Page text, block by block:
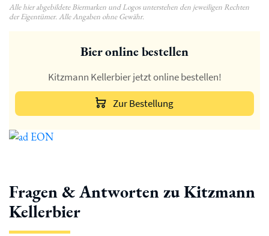
Alle hier abgebildete Biermarken und Logos unterstehen den jeweiligen Rechten
der Eigentümer. Alle Angaben ohne Gewähr.
Bier online bestellen
Kitzmann Kellerbier jetzt online bestellen!
Zur Bestellung
Fragen & Antworten zu Kitzmann
Kellerbier